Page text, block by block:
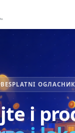
BESPLATNI OGЛАСНИК
i